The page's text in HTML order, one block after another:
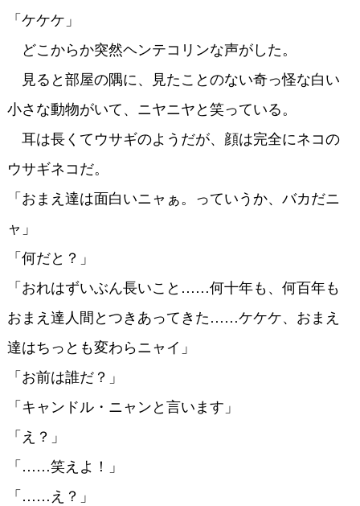
「ケケケ」
どこからか突然ヘンテコリンな声がした。
見ると部屋の隅に、見たことのない奇っ怪な白い
小さな動物がいて、ニヤニヤと笑っている。
耳は長くてウサギのようだが、顔は完全にネコの
ウサギネコだ。
「おまえ達は面白いニャぁ。っていうか、バカだニ
ャ」
「何だと？」
「おれはずいぶん長いこと……何十年も、何百年も
おまえ達人間とつきあってきた……ケケケ、おまえ
達はちっとも変わらニャイ」
「お前は誰だ？」
「キャンドル・ニャンと言います」
「え？」
「……笑えよ！」
「……え？」